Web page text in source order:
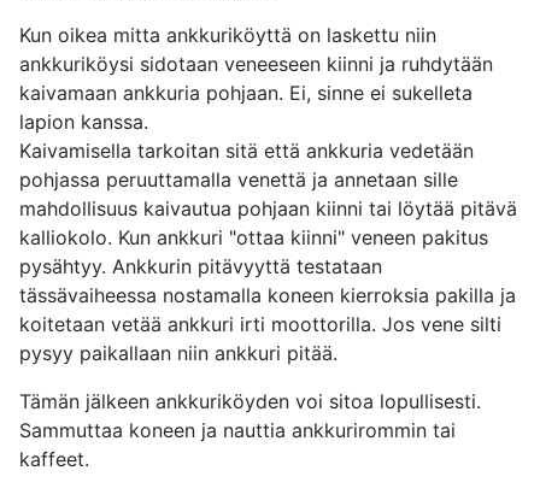
Kun oikea mitta ankkuriköyttä on laskettu niin
ankkuriköysi sidotaan veneeseen kiinni ja ruhdytään
kaivamaan ankkuria pohjaan. Ei, sinne ei sukelleta
lapion kanssa.
Kaivamisella tarkoitan sitä että ankkuria vedetään
pohjassa peruuttamalla venettä ja annetaan sille
mahdollisuus kaivautua pohjaan kiinni tai löytää pitävä
kalliokolo. Kun ankkuri "ottaa kiinni" veneen pakitus
pysähtyy. Ankkurin pitävyyttä testataan
tässävaiheessa nostamalla koneen kierroksia pakilla ja
koitetaan vetää ankkuri irti moottorilla. Jos vene silti
pysyy paikallaan niin ankkuri pitää.
Tämän jälkeen ankkuriköyden voi sitoa lopullisesti.
Sammuttaa koneen ja nauttia ankkurirommin tai
kaffeet.